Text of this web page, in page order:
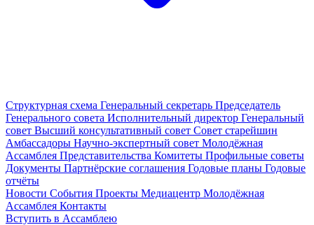
Структурная схема Генеральный секретарь Председатель
Генерального совета Исполнительный директор Генеральный
совет Высший консультативный совет Совет старейшин
Амбассадоры Научно-экспертный совет Молодёжная
Ассамблея Представительства Комитеты Профильные советы
Документы Партнёрские соглашения Годовые планы Годовые
отчёты
Новости События Проекты Медиацентр Молодёжная
Ассамблея Контакты
Вступить в Ассамблею